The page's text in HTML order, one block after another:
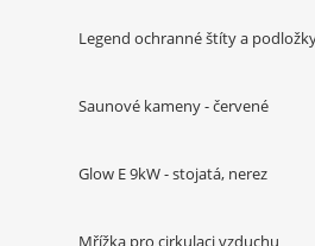
Legend ochranné štíty a
Saunové kameny - červené
Glow E 9kW - stojatá, nerez
Mřížka pro cirkulaci vzduchu